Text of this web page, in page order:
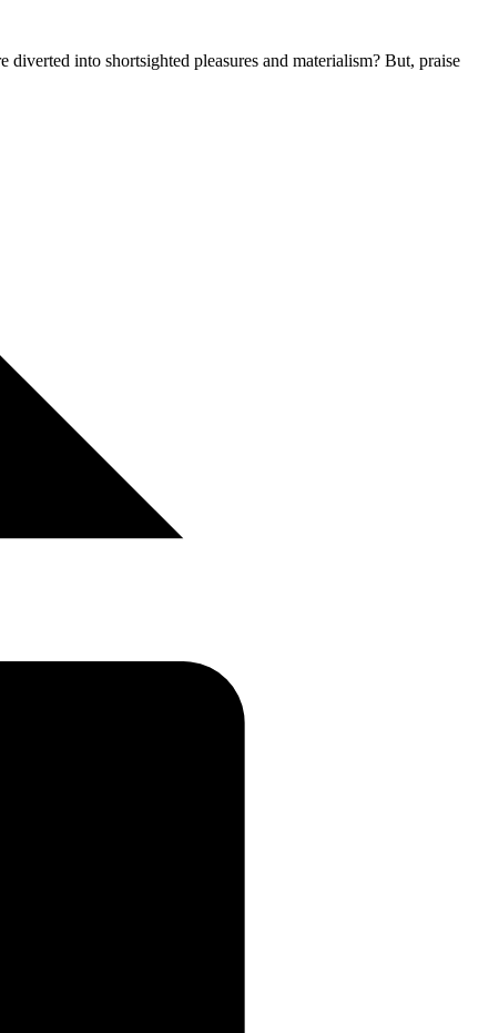
into shortsighted pleasures and materialism? But, praise